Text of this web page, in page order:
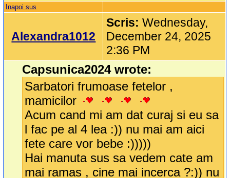
Inapoi sus
Alexandra1012
Scris:Wednesday,
December 24, 2025
2:36 PM
Capsunica2024 wrote:
Sarbatori frumoase fetelor ,
mamicilor
Acum cand mi am dat curaj si eu sa
l fac pe al 4 lea :)) nu mai am aici
fete care vor bebe :)))))
Hai manuta sus sa vedem cate am
mai ramas , cine mai incerca ?:)) nu